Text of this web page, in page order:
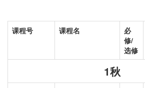
课程号 课程名
必
修/
选修
1秋